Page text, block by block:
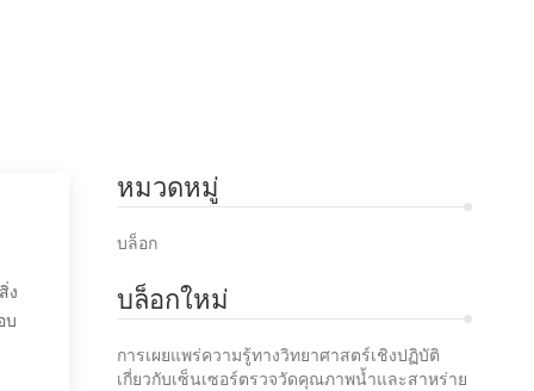
หมวดหมู่
บล็อก
บล็อกใหม่
การเผยแพร่ความรู้ทางวิทยาศาสตร์เชิงปฏิบัติ
เกี่ยวกับเซ็นเซอร์ตรวจวัดคุณภาพน้ำและสาหร่าย
ง
บ